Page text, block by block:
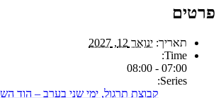
פרטים
תאריך: ינואר 12, 2027
Time:
07:00 - 08:00
Series:
קבוצת תרגול, ימי שני בערב – הוד